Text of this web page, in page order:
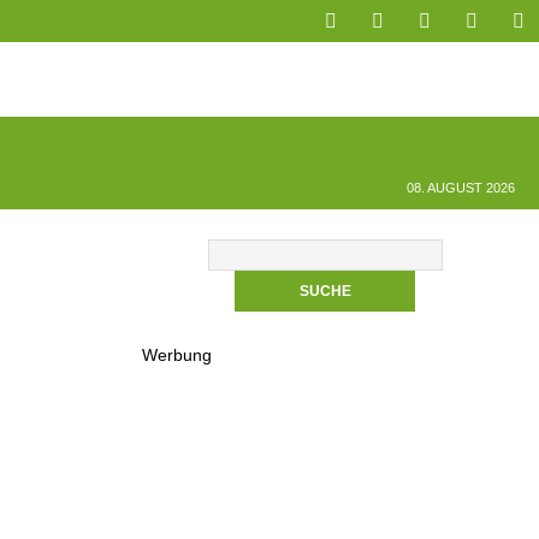
08. AUGUST 2026
Werbung